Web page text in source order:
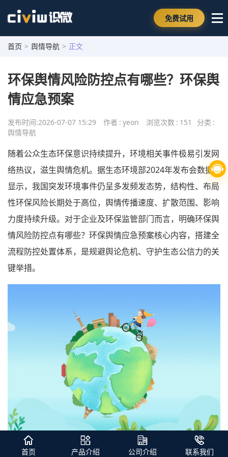
免费试用
首页 > 舆情导航 > 正文
环保舆情风险防控点有哪些？环保舆
情应急预案
发布时间:2026-07-07 15:29 作者 : yeon 浏览次数 : 151 分类 :
舆情导航
随着公众生态环保意识持续提升，环境相关事件极易引发网
络热议，滋生舆情危机。据生态环境部2024年发布会数据
显示，我国突发环境事件仍呈多发频发态势，结构性、布局
性环保风险长期处于高位，舆情传播速度、扩散范围、影响
力度持续升级。对于企业及环保监管部门而言，明确环保舆
情风险防控点有哪些？环保舆情应急预案核心内容，搭建全
流程防控处置体系，是规避舆论危机、守护生态公信力的关
键举措。
首页 产品介绍 公司介绍 联系我们